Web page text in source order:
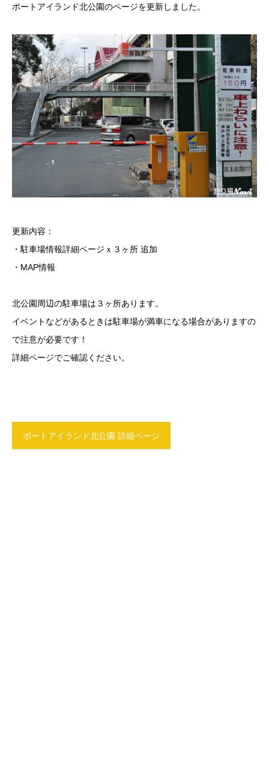
ポートアイランド北公園のページを更新しました。
更新内容：
・駐車場情報詳細ページｘ３ヶ所 追加
・MAP情報
北公園周辺の駐車場は３ヶ所あります。
イベントなどがあるときは駐車場が満車になる場合がありますの
で注意が必要です！
詳細ページでご確認ください。
ポートアイランド北公園 詳細ページ